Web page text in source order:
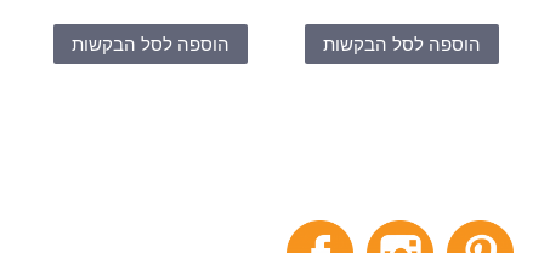
הוספה לסל הבקשות הוספה לסל הבקשות